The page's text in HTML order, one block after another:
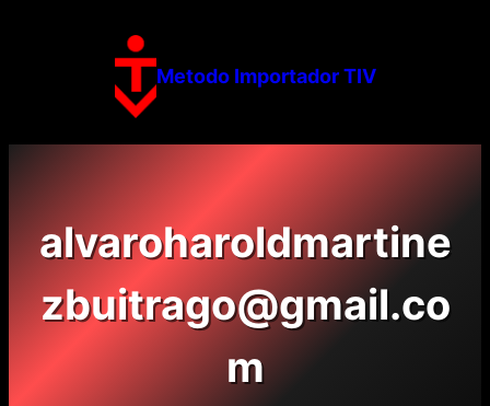
Metodo Importador TIV
alvaroharoldmartine
zbuitrago@gmail.co
m